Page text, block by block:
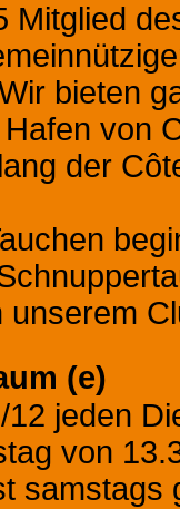
Mitglied
bieten
von
der
unserem
(e)
jeden
von
samstags